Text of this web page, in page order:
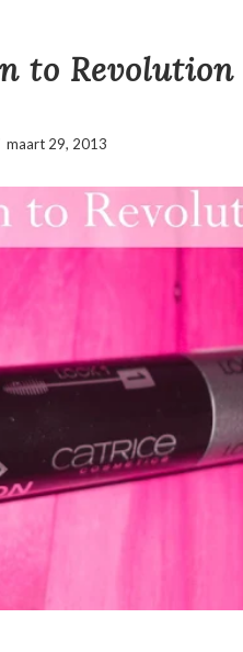
to
maart 29, 2013